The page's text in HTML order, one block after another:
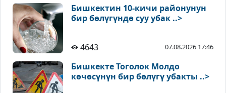
Бишкектин 10-кичи районунун
бир бөлүгүндө суу убак ..>
4643 07.08.2026 17:46
Бишкекте Тоголок Молдо
көчөсүнүн бир бөлүгү убакты ..>